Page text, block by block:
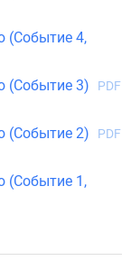
(Событие 4,
(Событие 3)
PDF
(Событие 2)
PDF
(Событие 1,